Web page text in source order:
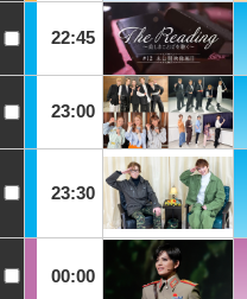
22:45
23:00
23:30
00:00